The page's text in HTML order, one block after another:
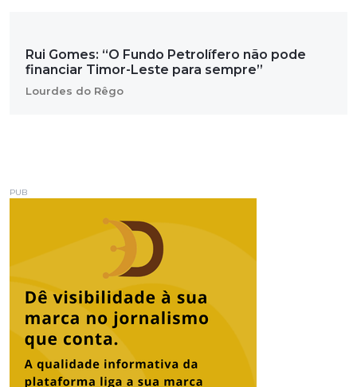
Rui Gomes: “O Fundo Petrolífero não pode
financiar Timor-Leste para sempre”
Lourdes do Rêgo
PUB